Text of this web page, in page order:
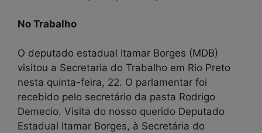
No Trabalho
O deputado estadual Itamar Borges (MDB)
visitou a Secretaria do Trabalho em Rio Preto
nesta quinta-feira, 22. O parlamentar foi
recebido pelo secretário da pasta Rodrigo
Demecio. Visita do nosso querido Deputado
Estadual Itamar Borges, à Secretária do